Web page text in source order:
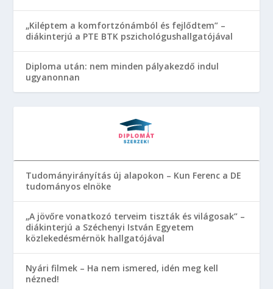
„Kiléptem a komfortzónámból és fejlődtem” –
diákinterjú a PTE BTK pszichológushallgatójával
Diploma után: nem minden pályakezdő indul
ugyanonnan
Tudományirányítás új alapokon – Kun Ferenc a DE
tudományos elnöke
„A jövőre vonatkozó terveim tiszták és világosak” –
diákinterjú a Széchenyi István Egyetem
közlekedésmérnök hallgatójával
Nyári filmek – Ha nem ismered, idén meg kell
nézned!